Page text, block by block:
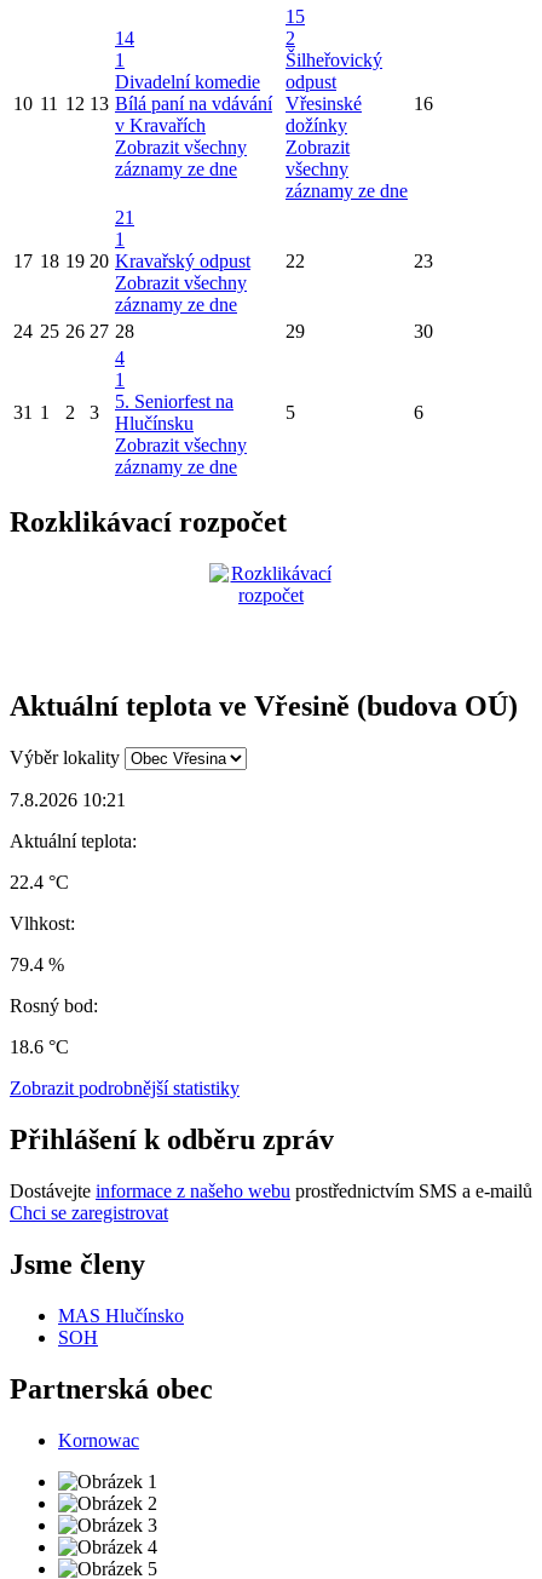
10 11 12 13
14
1
Divadelní komedie
Bílá paní na vdávání
v Kravařích
Zobrazit všechny
záznamy ze dne
15
2
Šilheřovický
odpust
Vřesinské
dožínky
Zobrazit
všechny
záznamy ze dne
16
17 18 19 20
21
1
Kravařský odpust
Zobrazit všechny
záznamy ze dne
22 23
24 25 26 27 28 29 30
31 1 2 3
4
1
5. Seniorfest na
Hlučínsku
Zobrazit všechny
záznamy ze dne
5 6
Rozklikávací rozpočet
Aktuální teplota ve Vřesině (budova OÚ)
Výběr lokality
7.8.2026 10:21
Aktuální teplota:
22.4 °C
Vlhkost:
79.4 %
Rosný bod:
18.6 °C
Zobrazit podrobnější statistiky
Přihlášení k odběru zpráv
Dostávejte informace z našeho webu prostřednictvím SMS a e-mailů
Chci se zaregistrovat
Jsme členy
MAS Hlučínsko
SOH
Partnerská obec
Kornowac